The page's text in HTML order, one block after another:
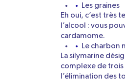
Les graines
Eh oui, c’est très
l’alcool : vous
cardamome.
Le charbon
La silymarine
complexe de trois
l’élimination des